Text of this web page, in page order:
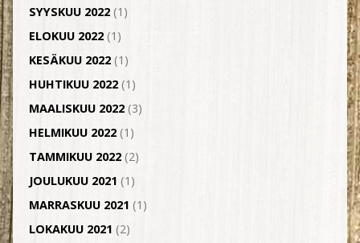
SYYSKUU 2022(1)
ELOKUU 2022(1)
KESÄKUU 2022(1)
HUHTIKUU 2022(1)
MAALISKUU 2022(3)
HELMIKUU 2022(1)
TAMMIKUU 2022(2)
JOULUKUU 2021 (1)
MARRASKUU 2021 (1)
LOKAKUU 2021 (2)